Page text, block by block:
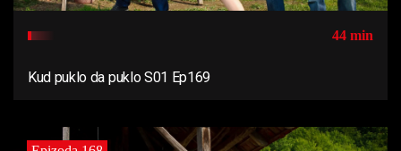
44 min
Kud puklo da puklo S01 Ep169